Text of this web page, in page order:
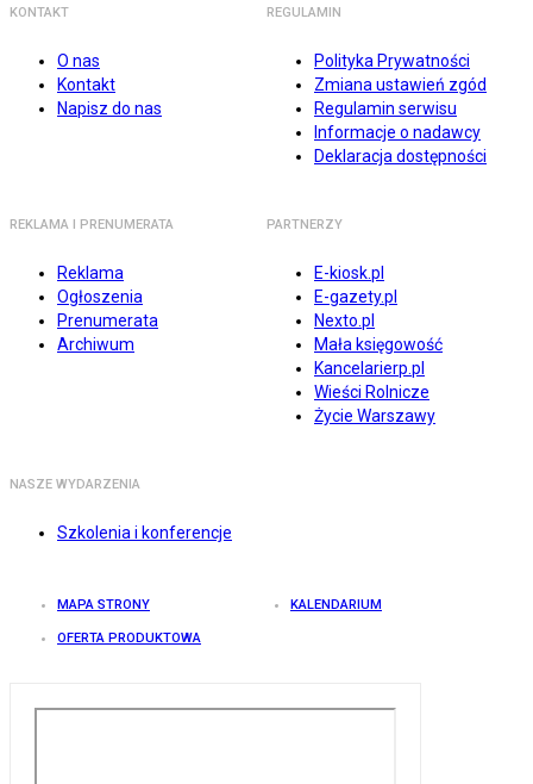
KONTAKT
O nas
Kontakt
Napisz do nas
REGULAMIN
Polityka Prywatności
Zmiana ustawień zgód
Regulamin serwisu
Informacje o nadawcy
Deklaracja dostępności
REKLAMA I PRENUMERATA
Reklama
Ogłoszenia
Prenumerata
Archiwum
PARTNERZY
E-kiosk.pl
E-gazety.pl
Nexto.pl
Mała księgowość
Kancelarierp.pl
Wieści Rolnicze
Życie Warszawy
NASZE WYDARZENIA
Szkolenia i konferencje
MAPA STRONY KALENDARIUM
OFERTA PRODUKTOWA